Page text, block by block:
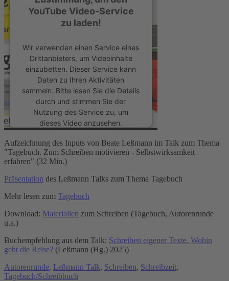
YouTube Video-Service
zu laden!
Wir verwenden einen Service eines
Drittanbieters, um Videoinhalte
einzubetten. Dieser Service kann
Daten zu Ihren Aktivitäten
sammeln. Bitte lesen Sie die Details
durch und stimmen Sie der
Nutzung des Service zu, um
dieses Video anzusehen.
Mehr Informationen
Akzeptieren
powered byUsercentrics Consent
Aufzeichnung des Inputs von Beate Leßmann im Talk zum Thema
"Tagebuch. Zum Schreiben motivieren - Selbstwirksamkeit
erfahren" (32 Min.)
Präsentation des Leßmann Talks zum Thema Tagebuch
Mehr lesen zum Tagebuch
Download: Materialien zum Schreiben (Tagebuch, Autorenrunde
u.a.)
Buchempfehlung aus dem Talk: Schreiben eigener Texte. Wohin
geht die Reise? (Leßmann (Hg.) 2025)
Autorenrunde, Leßmann Talk, Schreiben, Schreibzeit,
Tagebuch/Schreibbuch